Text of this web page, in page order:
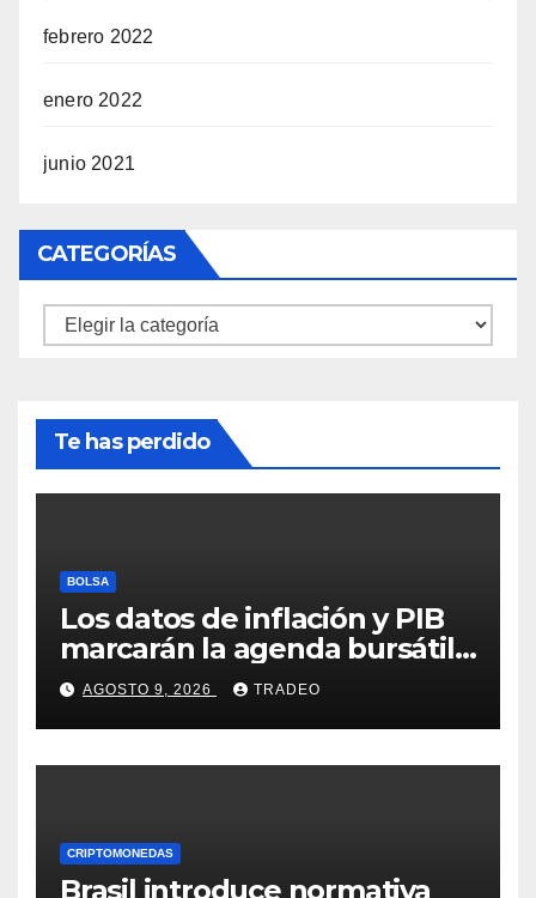
febrero 2022
enero 2022
junio 2021
CATEGORÍAS
Categorías
Te has perdido
BOLSA
Los datos de inflación y PIB
marcarán la agenda bursátil
de la próxima semana
AGOSTO 9, 2026 TRADEO
CRIPTOMONEDAS
Brasil introduce normativa